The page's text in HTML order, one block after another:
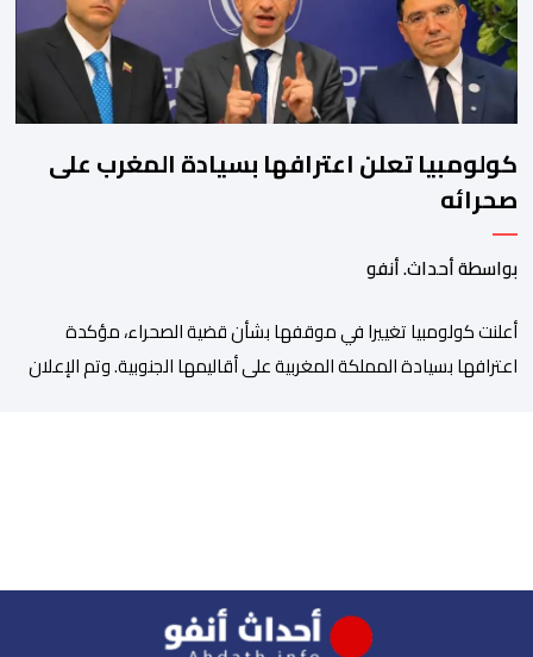
وأشاد الرئيس […]
كولومبيا تعلن اعترافها بسيادة المغرب على
صحرائه
بواسطة أحداث. أنفو
أعلنت كولومبيا تغييرا في موقفها بشأن قضية الصحراء، مؤكدة
اعترافها بسيادة المملكة المغربية على أقاليمها الجنوبية. وتم الإعلان